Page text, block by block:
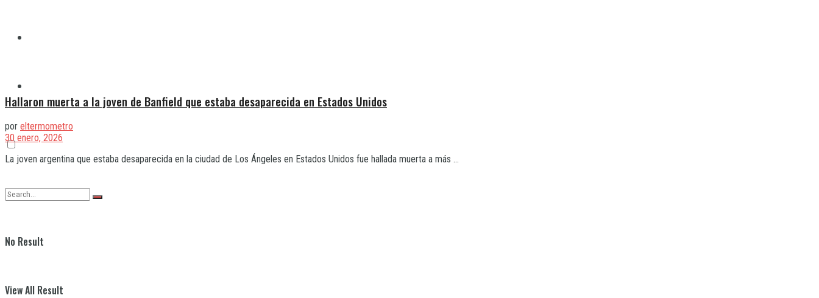
No Result
View All Result
Hallaron muerta a la joven de Banfield que estaba desaparecida en Estados Unidos
por eltermometro
30 enero, 2026
La joven argentina que estaba desaparecida en la ciudad de Los Ángeles en Estados Unidos fue hallada muerta a más ...